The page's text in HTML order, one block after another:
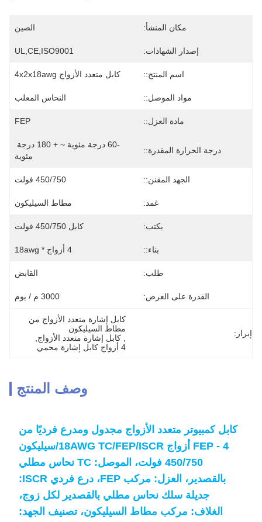
مكان المنشأ: الصين
إصدار الشهادات: UL,CE,ISO9001
اسم المنتج:: كابل متعدد الأزواج 4x2x18awg
مواد الموصل:: النحاس المعلب
مادة العزل:: FEP
درجة الحرارة المقدرة::
مئوية
الجهد المقنن:: 450/750 فولت
غمد: مطاط السيليكون
يكتب: كابل 450/750 فولت
بناء:: 4 أزواج * 18awg
طلب: القابض
القدرة على العرض: 3000 م / يوم
إبراز:
مطاط السيليكون
كابل إشارة متعدد الأزواج
4 أزواج كابل إشارة محمي
وصف المنتج
كابل كمبيوتر متعدد الأزواج مجدول ومدرع فرديًا من
FEP - 4 أزواج 18AWG TC/FEP/ISCR/سيليكون
450/750 فولت، الموصل: TC نحاس مطلي
بالقصدير، العزل: مركب FEP، درع فردي ISCR:
جديلة سلك نحاس مطلي بالقصدير لكل زوج،
الغلاف: مركب مطاط السيليكون، تصنيف الجهد: